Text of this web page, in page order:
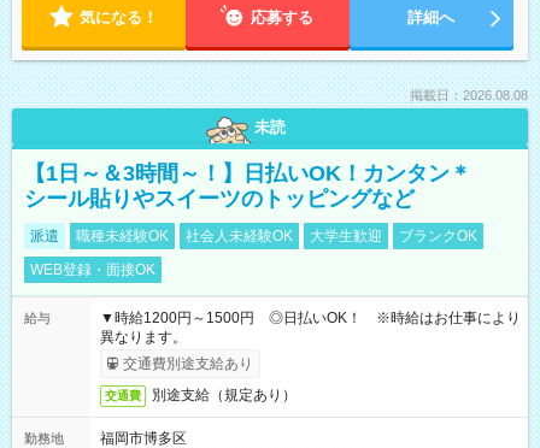
気になる！ 応募する 詳細へ
掲載日：2026.08.08
未読
【1日～＆3時間～！】日払いOK！カンタン＊
シール貼りやスイーツのトッピングなど
派遣 職種未経験OK 社会人未経験OK 大学生歓迎
ブランクOK
WEB登録・面接OK
給与
▼時給1200円～1500円 ◎日払いOK！ ※時給はお仕事により
異なります。
交通費別途支給あり
交通費 別途支給（規定あり）
勤務地
福岡市博多区